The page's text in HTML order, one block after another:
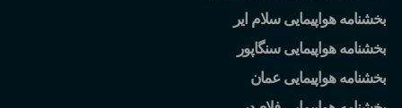
بخشنامه هواپیمایی سلام ایر
بخشنامه هواپیمایی سنگاپور
بخشنامه هواپیمایی عمان